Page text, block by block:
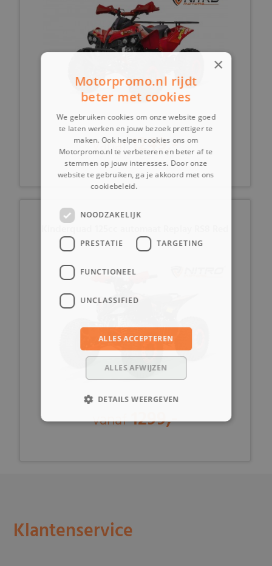
vanaf1249,-
vanaf1299,-
Klantenservice
×
Motorpromo.nl rijdt
beter met cookies
We gebruiken cookies om onze website goed
te laten werken en jouw bezoek prettiger te
maken. Ook helpen cookies ons om
Motorpromo.nl te verbeteren en beter af te
stemmen op jouw interesses. Door onze
website te gebruiken, ga je akkoord met ons
cookiebeleid.
NOODZAKELIJK
PRESTATIE TARGETING
FUNCTIONEEL
UNCLASSIFIED
ALLES ACCEPTEREN
ALLES AFWIJZEN
DETAILS WEERGEVEN